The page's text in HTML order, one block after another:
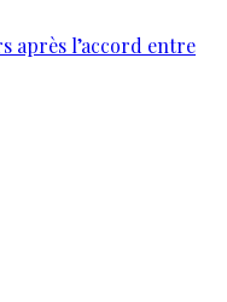
après l’accord entre